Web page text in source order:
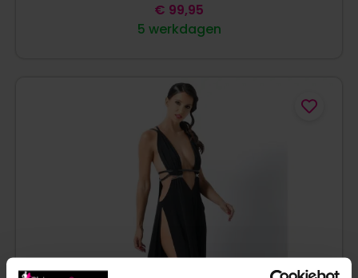
5 werkdagen
€ 99,95